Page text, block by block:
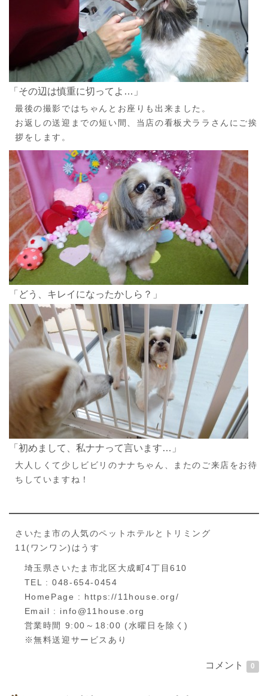
「その辺は慎重に切ってよ…」
最後の撮影ではちゃんとお座りも出来ました。
お返しの送迎までの短い間、当店の看板犬ララさんにご挨
拶をします。
「どう、キレイになったかしら？」
「初めまして、私ナナって言います…」
大人しくて少しビビリのナナちゃん、またのご来店をお待
ちしていますね！
さいたま市の人気のペットホテルとトリミング
11(ワンワン)はうす
埼玉県さいたま市北区大成町4丁目610
TEL : 048-654-0454
HomePage : https://11house.org/
Email : info@11house.org
営業時間 9:00～18:00 (水曜日を除く)
※無料送迎サービスあり
コメント 0